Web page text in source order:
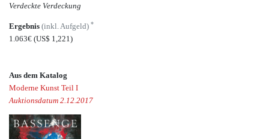
Verdeckte Verdeckung
Ergebnis (inkl. Aufgeld) *
1.063€ (US$ 1,221)
Aus dem Katalog
Moderne Kunst Teil I
Auktionsdatum 2.12.2017